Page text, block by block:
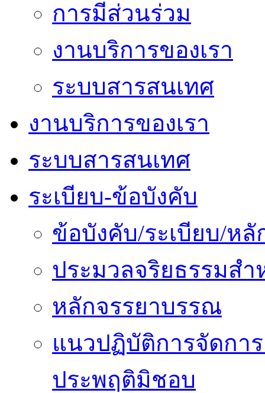
การมีส่วนร่วม
งานบริการของเรา
ระบบสารสนเทศ
งานบริการของเรา
ระบบสารสนเทศ
ระเบียบ-ข้อบังคับ
ข้อบังคับ/ระเบียบ/ห
ประมวลจริยธรรมส
หลักจรรยาบรรณ
แนวปฏิบัติการจัดการ
ประพฤติมิชอบ